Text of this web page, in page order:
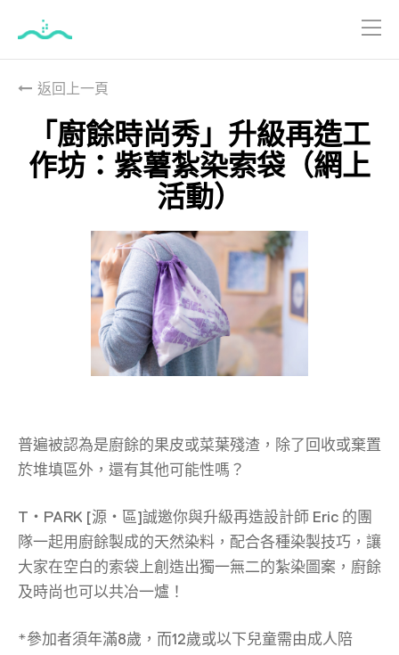
主
要
內
容
返回上一頁
「廚餘時尚秀」升級再造工
作坊：紫薯紮染索袋（網上
活動）
普遍被認為是廚餘的果皮或菜葉殘渣，除了回收或棄置
於堆填區外，還有其他可能性嗎？
T‧PARK [源‧區]誠邀你與升級再造設計師 Eric 的團
隊一起用廚餘製成的天然染料，配合各種染製技巧，讓
大家在空白的索袋上創造出獨一無二的紮染圖案，廚餘
及時尚也可以共冶一爐！
*參加者須年滿8歲，而12歲或以下兒童需由成人陪